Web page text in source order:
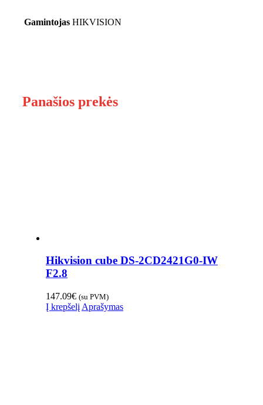
Gamintojas HIKVISION
Panašios prekės
Hikvision cube DS-2CD2421G0-IW
F2.8
147.09€ (su PVM)
Į krepšelį Aprašymas